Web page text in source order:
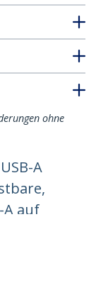
ohne
A
A auf